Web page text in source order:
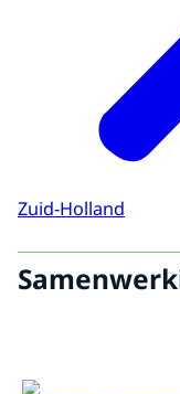
Zuid-Holland